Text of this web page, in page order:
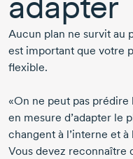
Aucun plan ne survit au
est important que votre
flexible.
«On ne peut pas prédire
en mesure d’adapter le
changent à l’interne et
Vous devez reconnaître